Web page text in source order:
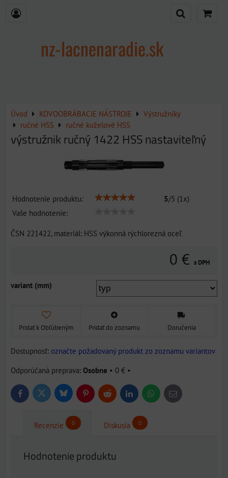
nz-lacnenaradie.sk
Úvod KOVOOBRÁBACIE NÁSTROJE
Výstružníky
ručné HSS
ručné kuželové HSS
výstružnik ručný 1422 HSS nastaviteľný
Hodnotenie produktu: 5/5 (1x)
Vaše hodnotenie:
ČSN 221422, materiál: HSS výkonná rýchlorezná oceľ
0 € s DPH
variant (mm)
Pridať k Obľúbeným Pridať do zoznamu Doručenia
Dostupnosť: označte požadovaný produkt zo zoznamu variantov
Osobne • 0 € •
FacebookTwitter BlueskyPinterestReddit LinkedInWhatsApp
E-
mail
Recenzie 0 Diskusia 0
Hodnotenie produktu